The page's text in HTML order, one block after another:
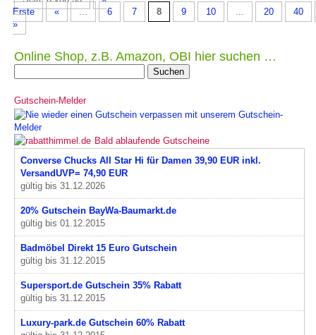
Erste
« ... 6 7 8 9 10 ... 20
40
»
Online Shop, z.B. Amazon, OBI hier suchen …
nach:
Gutschein-Melder
Bald ablaufende Gutscheine
Converse Chucks All Star Hi für Damen 39,90 EUR inkl.
VersandUVP= 74,90 EUR
gültig bis 31.12.2026
20% Gutschein BayWa-Baumarkt.de
gültig bis 01.12.2015
Badmöbel Direkt 15 Euro Gutschein
gültig bis 31.12.2015
Supersport.de Gutschein 35% Rabatt
gültig bis 31.12.2015
Luxury-park.de Gutschein 60% Rabatt